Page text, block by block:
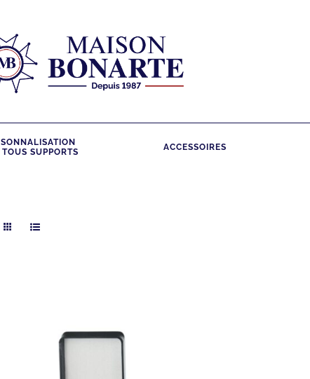
SUPPORTS
ACCESSOIRES